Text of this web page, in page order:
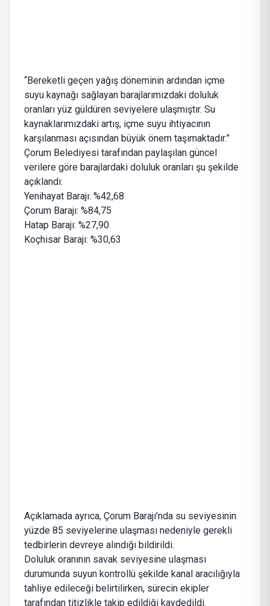
“Bereketli geçen yağış döneminin ardından içme
suyu kaynağı sağlayan barajlarımızdaki doluluk
oranları yüz güldüren seviyelere ulaşmıştır. Su
kaynaklarımızdaki artış, içme suyu ihtiyacının
karşılanması açısından büyük önem taşımaktadır.”
Çorum Belediyesi tarafından paylaşılan güncel
verilere göre barajlardaki doluluk oranları şu şekilde
açıklandı:
Yenihayat Barajı: %42,68
Çorum Barajı: %84,75
Hatap Barajı: %27,90
Koçhisar Barajı: %30,63
Açıklamada ayrıca, Çorum Barajı’nda su seviyesinin
yüzde 85 seviyelerine ulaşması nedeniyle gerekli
tedbirlerin devreye alındığı bildirildi.
Doluluk oranının savak seviyesine ulaşması
durumunda suyun kontrollü şekilde kanal aracılığıyla
tahliye edileceği belirtilirken, sürecin ekipler
tarafından titizlikle takip edildiği kaydedildi.